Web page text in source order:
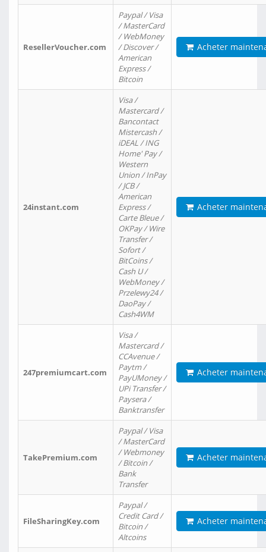
ResellerVoucher.com
Paypal / Visa
/ MasterCard
/ WebMoney
/ Discover /
American
Express /
Bitcoin
Acheter
24instant.com
Visa /
Mastercard /
Bancontact
Mistercash /
iDEAL / ING
Home' Pay /
Western
Union / InPay
/ JCB /
American
Express /
Carte Bleue /
OKPay / Wire
Transfer /
Sofort /
BitCoins /
Cash U /
WebMoney /
Przelewy24 /
DaoPay /
Cash4WM
Acheter
247premiumcart.com
Visa /
Mastercard /
CCAvenue /
Paytm /
PayUMoney /
UPi Transfer /
Paysera /
Banktransfer
Acheter
TakePremium.com
Paypal / Visa
/ MasterCard
/ Webmoney
/ Bitcoin /
Bank
Transfer
Acheter
FileSharingKey.com
Paypal /
Credit Card /
Bitcoin /
Altcoins
Acheter